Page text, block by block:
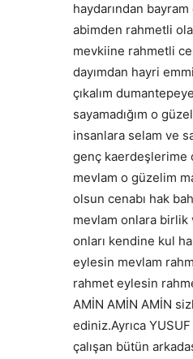
haydarından
abimden rahmetli
mevkiine rahmetli
dayımdan hayri
çıkalım
sayamadığım o
insanlara selam ve
genç kaerdeşlerime
mevlam o güzelim
olsun cenabı hak
mevlam onlara
onları kendine kul
eylesin mevlam
rahmet eylesin
AMİN AMİN AMİN
ediniz.Ayrıca
çalışan bütün